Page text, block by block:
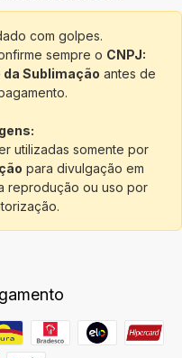
com golpes.
sempre o CNPJ:
Sublimação antes de
utilizadas somente por
para divulgação em
reprodução ou uso por